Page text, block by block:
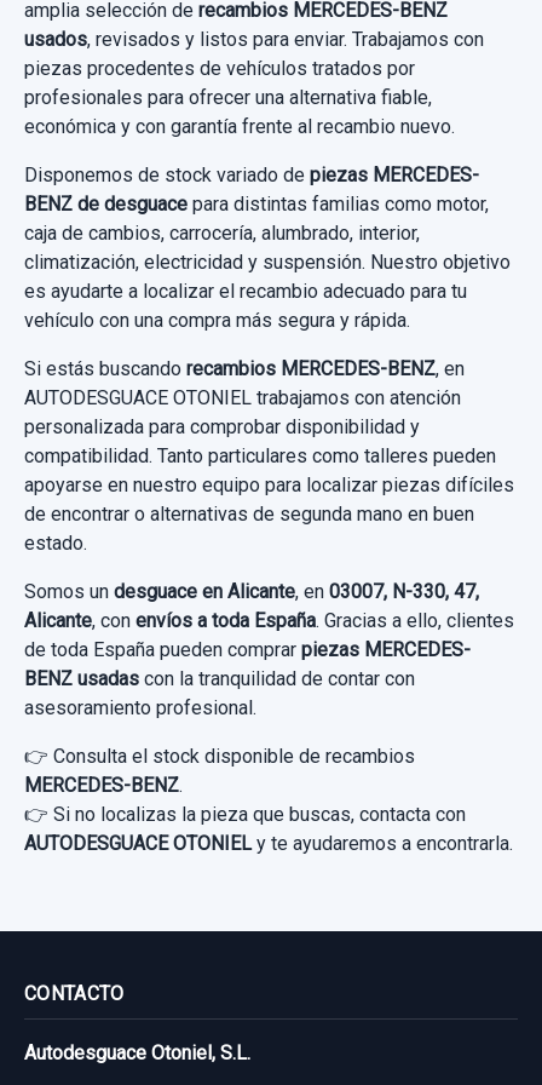
CERRADURA PUERTA DELANTERA IZQUIERDA
A0997202300 0997202300 4 PINS
CERRADURA PUERTA DELANTERA... usado.
MERCEDES-BENZ CLASE E LIM. (W213) E
Garantía 1 año
Ref:802101 OEM:A0997202300
19,00 €
Sin IVA, gastos de envío no incluidos.
Consultar por whatsapp
TUBOS AIRE ACONDICIONADO A2138301900
A2138301900
TUBOS AIRE ACONDICIONADO... usado.
MERCEDES-BENZ CLASE E LIM. (W213) E
220 D (213.004)
15,69 €
Sin IVA, gastos de envío no incluidos.
TRANSMISION TRASERA IZQUIERDA
A2133504600 A2133505210
TRANSMISION TRASERA IZQUIERDA...
MERCEDES-BENZ CLASE E LIM. (W213) E
220 D (213.004)
Ref:808318 OEM:A2133504600
166,11 €
Sin IVA, gastos de envío no incluidos.
Sin IVA, gastos de envío no incluidos.
Consultar por whatsapp
MODULO ELECTRONICO A2139005009 PUERTA
TRASERA DERECHA
MODULO ELECTRONICO A2139005009...
MERCEDES-BENZ CLASE E LIM. (W213) E
220 D (213.004)
Garantía 1 año
Sin IVA, gastos de envío no incluidos.
220 D (213.004)
Garantía 1 año
Ref: 807524 OEM:A0998150039
17,35 €
Sin IVA, gastos de envío no incluidos.
Consultar por whatsapp
ASIDERO TECHO A0009061606 TD
A0009061606
220 D (213.004)
Garantía 1 año
TUBO ESCAPE COMPLETO SONDA LAMBDA
TUBO ESCAPE COMPLETO SONDA
MERCEDES-BENZ CLASE E LIM. (W213) E
220 D (213.004)
Garantía 1 año
Ref:807806
350,00 €
Sin IVA, gastos de envío no incluidos.
Consultar por whatsapp
AFORADOR A2054701694 A2054701694
AFORADOR A2054701694 A2054701694
BRAZO SUSPENSION SUPERIOR DELANTERO
DERECHO
BRAZO SUSPENSION SUPERIOR
DELANTERO... usado.
220 D (213.004)
Garantía 1 año
Ref:807500
90,00 €
Sin IVA, gastos de envío no incluidos.
Consultar por whatsapp
amplia selección de recambios MERCEDES-BENZ
usados, revisados y listos para enviar. Trabajamos con
piezas procedentes de vehículos tratados por
profesionales para ofrecer una alternativa fiable,
económica y con garantía frente al recambio nuevo.
Disponemos de stock variado de piezas MERCEDES-
BENZ de desguace para distintas familias como motor,
caja de cambios, carrocería, alumbrado, interior,
climatización, electricidad y suspensión. Nuestro objetivo
es ayudarte a localizar el recambio adecuado para tu
vehículo con una compra más segura y rápida.
Si estás buscando recambios MERCEDES-BENZ, en
AUTODESGUACE OTONIEL trabajamos con atención
personalizada para comprobar disponibilidad y
compatibilidad. Tanto particulares como talleres pueden
apoyarse en nuestro equipo para localizar piezas difíciles
de encontrar o alternativas de segunda mano en buen
estado.
Somos un desguace en Alicante, en 03007, N-330, 47,
Alicante, con envíos a toda España. Gracias a ello, clientes
de toda España pueden comprar piezas MERCEDES-
BENZ usadas con la tranquilidad de contar con
asesoramiento profesional.
👉 Consulta el stock disponible de recambios
MERCEDES-BENZ.
👉 Si no localizas la pieza que buscas, contacta con
AUTODESGUACE OTONIELy te ayudaremos a encontrarla.
CONTACTO
Autodesguace Otoniel, S.L.